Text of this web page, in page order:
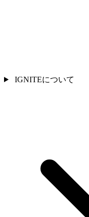
IGNITEについて